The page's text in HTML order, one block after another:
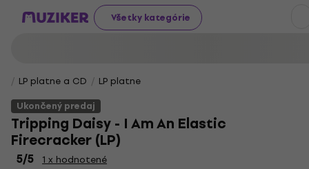
Všetky kategórie
LP platne a CD
LP platne
Ukončený predaj
Tripping Daisy - I Am An Elastic
Firecracker (LP)
5/5
1 x hodnotené